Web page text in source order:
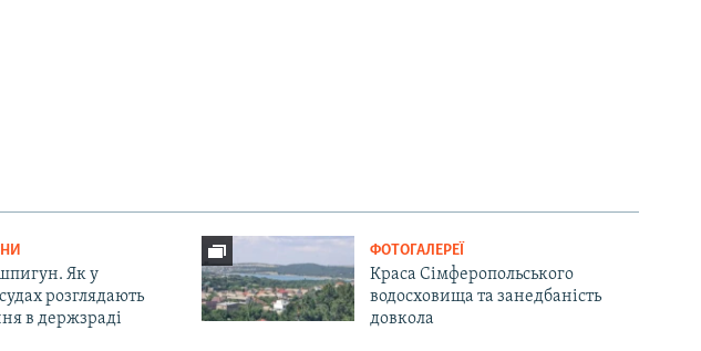
Як у
розглядають
в держзраді
ФОТОГАЛЕРЕЇ
Краса Сімферопольського
водосховища та занедбаність
довкола